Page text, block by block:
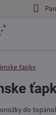
ťapky
do